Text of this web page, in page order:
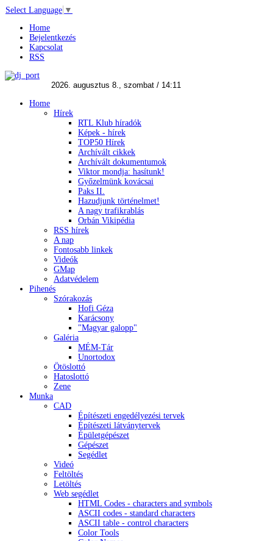
Select Language ▼
Home
Bejelentkezés
Kapcsolat
RSS
Home
Hírek
RTL Klub híradók
Képek - hírek
TOP50 Hírek
Archívált cikkek
Archívált dokumentumok
Viktor mondja: hasítunk!
Győzelmünk kovácsai
Paks II.
Hazudjunk történelmet!
A nagy trafikrablás
Orbán Vikipédia
RSS hírek
A nap
Fontosabb linkek
Videók
GMap
Adatvédelem
Pihenés
Szórakozás
Hofi Géza
Karácsony
"Magyar galopp"
Galéria
MÉM-Tár
Unortodox
Ötöslottó
Hatoslottó
Zene
Munka
CAD
Építészeti engedélyezési tervek
Építészeti látványtervek
Épületgépészet
Gépészet
Segédlet
Videó
Feltöltés
Letöltés
Web segédlet
HTML Codes - characters and symbols
ASCII codes - standard characters
ASCII table - control characters
Color Tools